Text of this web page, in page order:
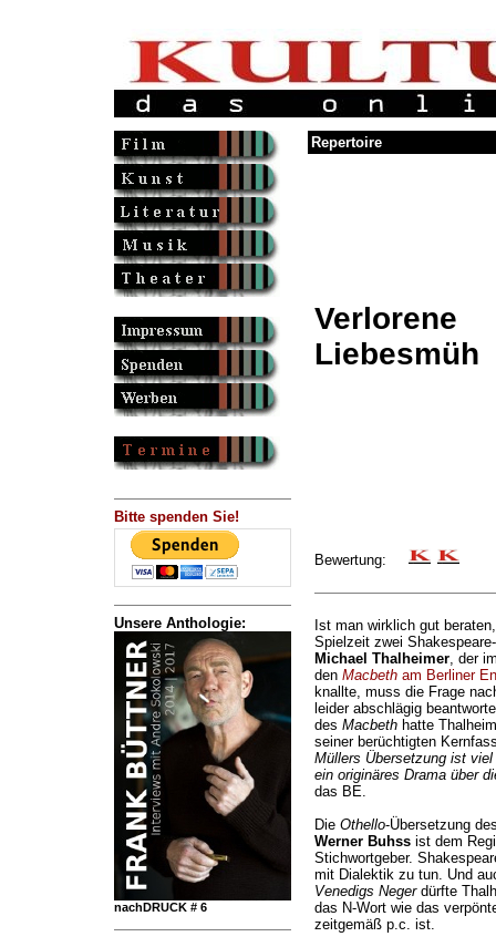
Bitte spenden Sie!
Unsere Anthologie:
nachDRUCK # 6
Repertoire
Verlorene
Liebesmüh
Bewertung:
Ist man wirklich gut
Spielzeit zwei
Michael Thalheimer, der
den Macbetham Berliner
knallte, muss die Frage
leider abschlägig
des Macbethhatte
seiner berüchtigten
Müllers Übersetzung ist
ein originäres Drama über
das BE.
Die Othello-Übersetzung
Werner Buhssist dem
Stichwortgeber.
mit Dialektik zu tun. Und
Venedigs Negerdürfte
das N-Wort wie das
zeitgemäß p.c. ist.